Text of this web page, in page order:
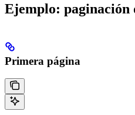
Ejemplo: paginación
Primera página